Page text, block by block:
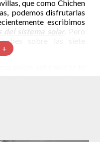
+
que como Chichen
podemos disfrutarlas
escribimos
del sistema solar. Pero
sobre las siete
sólo siete (por